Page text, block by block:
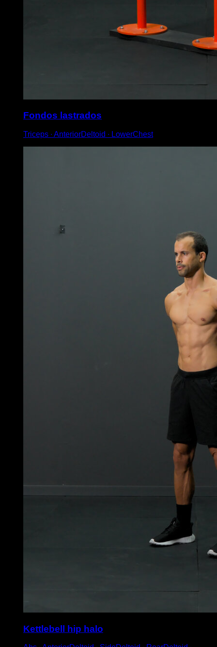
Fondos lastrados
Triceps ∙ AnteriorDeltoid ∙ LowerChest
Kettlebell hip halo